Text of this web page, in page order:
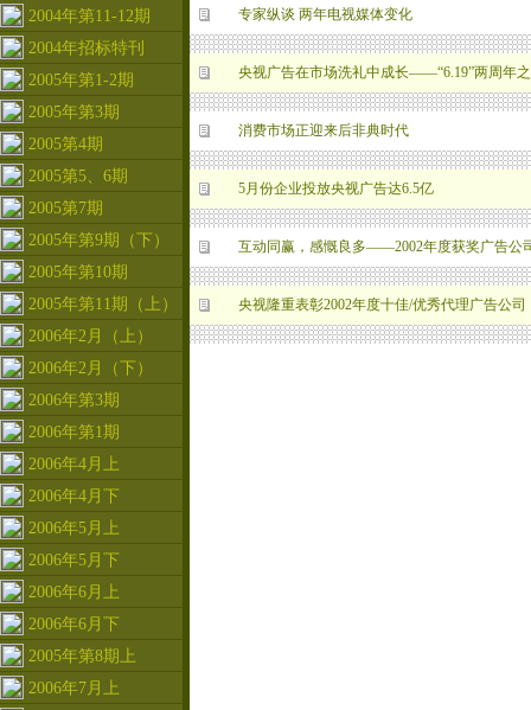
2004年第11-12期
2004年招标特刊
2005年第1-2期
2005年第3期
2005第4期
2005第5、6期
2005第7期
2005年第9期（下）
2005年第10期
2005年第11期（上）
2006年2月（上）
2006年2月（下）
2006年第3期
2006年第1期
2006年4月上
2006年4月下
2006年5月上
2006年5月下
2006年6月上
2006年6月下
2005年第8期上
2006年7月上
专家纵谈 两年电视媒体变化
央视广告在市场洗礼中成长——“6.19”两周年
消费市场正迎来后非典时代
5月份企业投放央视广告达6.5亿
互动同赢，感慨良多——2002年度获奖广告公
央视隆重表彰2002年度十佳/优秀代理广告公司